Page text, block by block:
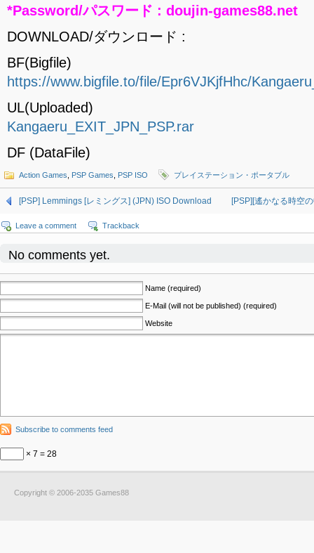
*Password/パスワード : doujin-games88.net
DOWNLOAD/ダウンロード :
BF(Bigfile)
https://www.bigfile.to/file/Epr6VJKjfHhc/
UL(Uploaded)
Kangaeru_EXIT_JPN_PSP.rar
DF (DataFile)
Action Games PSP Games PSP ISO プレイステーション・ポータブル
[PSP] Lemmings [レミングス] (JPN) ISO Download [PSP][遙かなる時空
Leave a comment Trackback
No comments yet.
Name (required)
E-Mail (will not be published) (required)
Website
Subscribe to comments feed
× 7 = 28
Copyright © 2006-2035 Games88